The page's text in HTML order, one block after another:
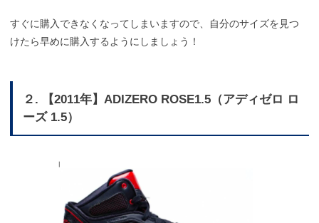
すぐに購入できなくなってしまいますので、自分のサイズを見つ
けたら早めに購入するようにしましょう！
２. 【2011年】ADIZERO ROSE1.5（アディゼロ ロ
ーズ 1.5）